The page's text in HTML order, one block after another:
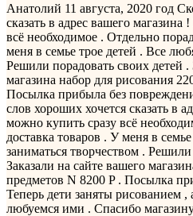
Анатолий 11 августа, 2020 год
сказать в адрес вашего магазина
всё необходимое . Отдельно
меня в семье трое детей . Все
Решили порадовать своих детей .
магазина набор для рисования
Посылка прибыла без
слов хороших хочется сказать в
можно купить сразу всё
доставка товаров . У меня в
заниматься творчеством .
Заказали на сайте вашего
предметов N 8200 P . Посылка
Теперь дети заняты рисованием
любуемся ими . Спасибо магазину